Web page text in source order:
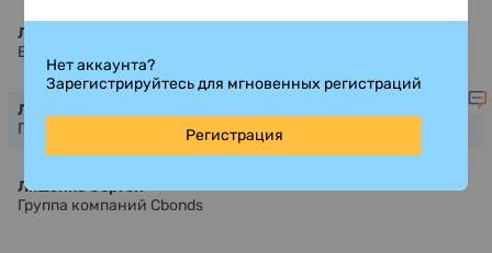
Лотоев Борис
Baltic Credit Trading Group
Лялин Сергей
Группа компаний Cbonds
Ляшенко Сергей
Группа компаний Cbonds
Нет аккаунта?
Зарегистрируйтесь для мгновенных регистраций
Регистрация